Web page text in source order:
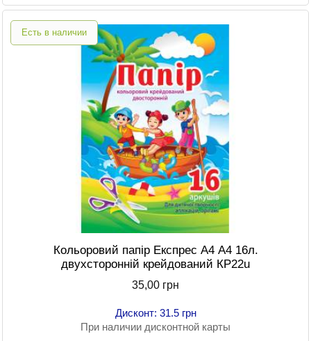
Есть в наличии
Кольоровий папір Експрес А4 А4 16л.
двухсторонній крейдований КР22u
35,00 грн
Дисконт: 31.5 грн
При наличии дисконтной карты